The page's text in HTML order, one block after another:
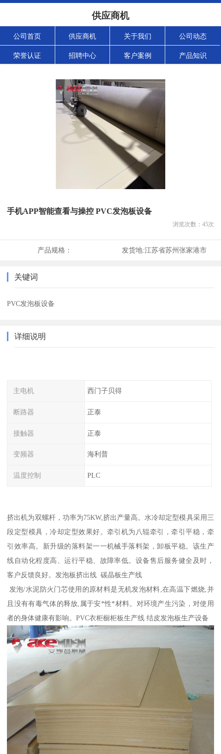
供应商机
公司首页 供应商机 关于我们 公司动态
荣誉认证 招聘中心 客户案例 产品知识
手机APP智能查看与操控 PVC发泡板设备
浏览次数： 45次
产品规格： 发货地:江苏省苏州张家港市
关键词
PVC发泡板设备
详细说明
主电机 西门子贝得
断路器 正泰
接触器 正泰
变频器 海利普
温度控制 PLC
挤出机为双螺杆，功率为75KW,挤出产量高。水冷却定型模具采用三
段定型模具，冷却定型效果好。牵引机为八辊牵引，牵引平稳，牵
引效率高。新升级的落料架一一机械手落料架，卸板平稳。该生产
线自动化程度高、运行平稳、故障率低。设备售后服务健全及时，
客户反馈良好。发泡板挤出线 碳晶板生产线
发泡/水泥防火门芯使用的原材料是无机发泡材料,在高温下燃烧,并
且没有有毒气体的释放,属于安*性*材料。对环境产生污染，对使用
者的身体健康有影响。PVC衣柜橱柜板生产线 结皮发泡板生产设备